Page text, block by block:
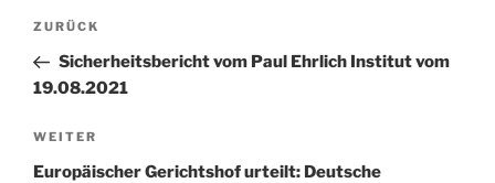
Beitragsnavigation
Vorheriger
Beitrag
ZURÜCK
Sicherheitsbericht vom Paul Ehrlich Institut vom
19.08.2021
Nächster
Beitrag
WEITER
Europäischer Gerichtshof urteilt: Deutsche